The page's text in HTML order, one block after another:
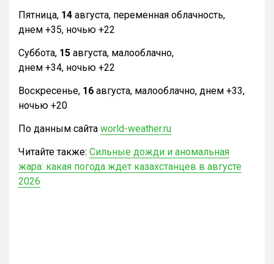
Пятница, 14 августа, переменная облачность,
днем +35, ночью +22
Суббота, 15 августа, малооблачно,
днем +34, ночью +22
Воскресенье, 16 августа, малооблачно, днем +33,
ночью +20
По данным сайта world-weather.ru
Читайте также: Сильные дожди и аномальная
жара: какая погода ждет казахстанцев в августе
2026